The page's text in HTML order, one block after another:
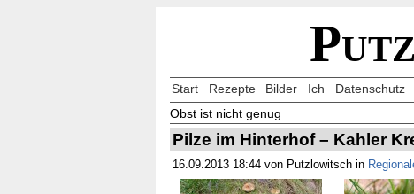
Start Rezepte Bilder Ich
Datenschutz
Obst ist nicht genug
Pilze im Hinterhof – Kahler
16.09.2013 18:44 von Putzlowitsch in